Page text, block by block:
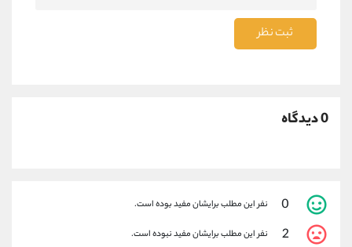
ثبت نظر
0 دیدگاه
0 نفر این مطلب برایشان مفید بوده است.
2 نفر این مطلب برایشان مفید نبوده است.